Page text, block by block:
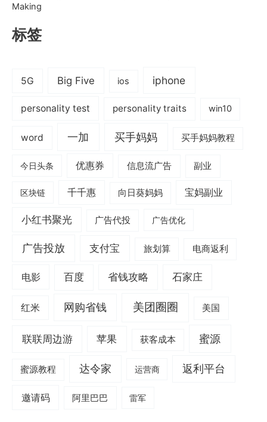
Making
标签
5G Big Five ios iphone
personality test personality traits win10
word 一加 买手妈妈 买手妈妈教程
今日头条 优惠券 信息流广告 副业
区块链 千千惠 向日葵妈妈 宝妈副业
小红书聚光 广告代投 广告优化
广告投放 支付宝 旅划算 电商返利
电影 百度 省钱攻略 石家庄
红米 网购省钱 美团圈圈 美国
联联周边游 苹果 获客成本 蜜源
蜜源教程 达令家 运营商 返利平台
邀请码 阿里巴巴 雷军